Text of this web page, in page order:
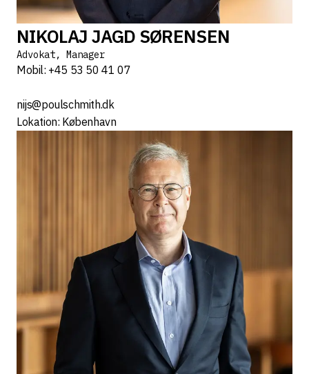
NIKOLAJ JAGD SØRENSEN
Advokat, Manager
Mobil: +45 53 50 41 07
nijs@poulschmith.dk
Lokation: København